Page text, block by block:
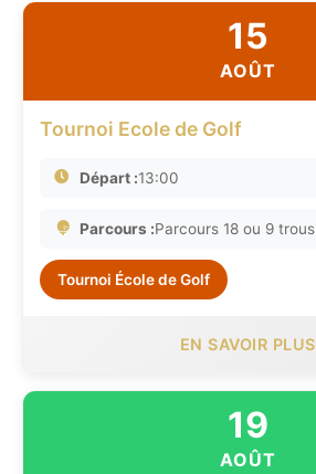
15
AOÛT
Tournoi Ecole de Golf
Départ :13:00
Parcours :Parcours 18 ou 9 trous
Tournoi École de Golf
EN SAVOIR PLUS
19
AOÛT